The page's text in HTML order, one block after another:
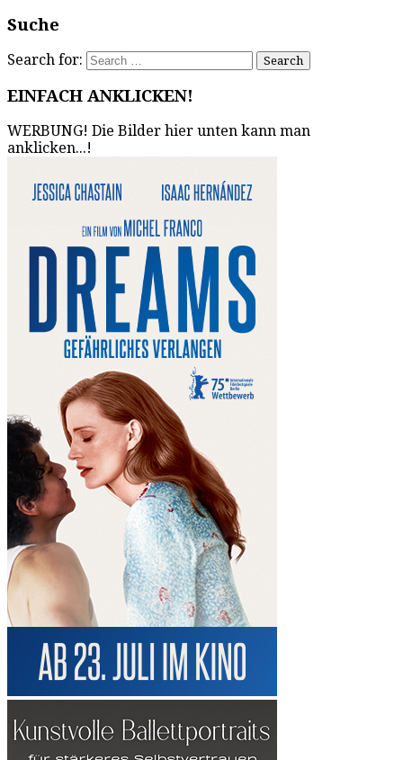
Suche
Search for:
EINFACH ANKLICKEN!
WERBUNG! Die Bilder hier unten kann man
anklicken...!